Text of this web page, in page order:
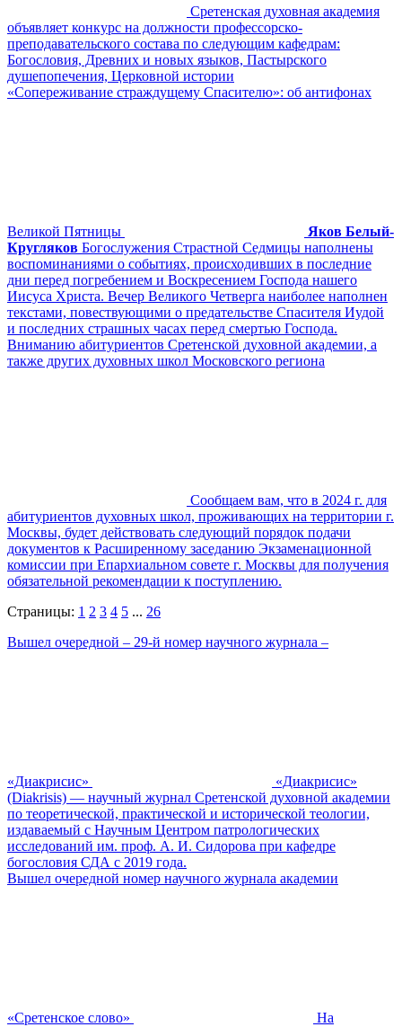
Сретенская духовная академия
объявляет конкурс на должности профессорско-
преподавательского состава по следующим кафедрам:
Богословия, Древних и новых языков, Пастырского
душепопечения, Церковной истории
«Сопереживание страждущему Спасителю»: об антифонах
Великой Пятницы
Яков Белый-
Кругляков Богослужения Страстной Седмицы наполнены
воспоминаниями о событиях, происходивших в последние
дни перед погребением и Воскресением Господа нашего
Иисуса Христа. Вечер Великого Четверга наиболее наполнен
текстами, повествующими о предательстве Спасителя Иудой
и последних страшных часах перед смертью Господа.
Вниманию абитуриентов Сретенской духовной академии, а
также других духовных школ Московского региона
Сообщаем вам, что в 2024 г. для
абитуриентов духовных школ, проживающих на территории г.
Москвы, будет действовать следующий порядок подачи
документов к Расширенному заседанию Экзаменационной
комиссии при Епархиальном совете г. Москвы для получения
обязательной рекомендации к поступлению.
Страницы: 1 2 3 4 5 ... 26
Вышел очередной – 29-й номер научного журнала –
«Диакрисис»
«Диакрисис»
(Diakrisis) — научный журнал Сретенской духовной академии
по теоретической, практической и исторической теологии,
издаваемый с Научным Центром патрологических
исследований им. проф. А. И. Сидорова при кафедре
богословия СДА с 2019 года.
Вышел очередной номер научного журнала академии
«Сретенское слово»
На